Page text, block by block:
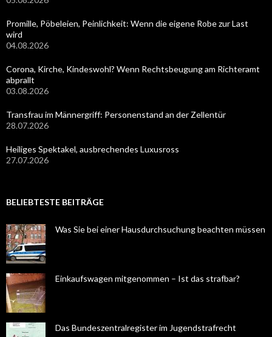
Promille, Pöbeleien, Peinlichkeit: Wenn die eigene Robe zur Last
wird
04.08.2026
Corona, Kirche, Kindeswohl? Wenn Rechtsbeugung am Richteramt
abprallt
03.08.2026
Transfrau im Männergriff: Personenstand an der Zellentür
28.07.2026
Heiliges Spektakel, ausbrechendes Luxusross
27.07.2026
BELIEBTESTE BEITRÄGE
Was Sie bei einer Hausdurchsuchung beachten müssen
Einkaufswagen mitgenommen – Ist das strafbar?
Das Bundeszentralregister im Jugendstrafrecht